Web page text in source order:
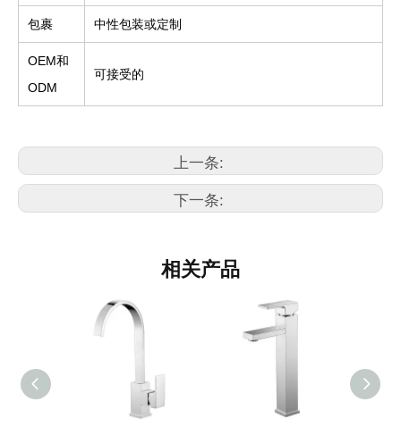
包裹 中性包装或定制
OEM和
ODM
可接受的
上一条:
下一条:
相关产品